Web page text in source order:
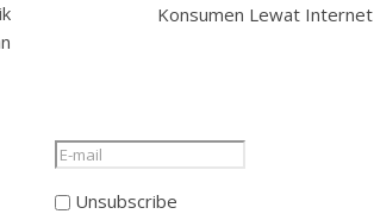
Konsumen Lewat Internet
Unsubscribe